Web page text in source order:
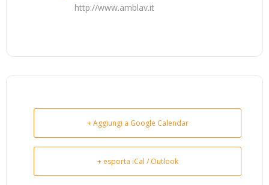
http://www.amblav.it
+ Aggiungi a Google Calendar
+ esporta iCal / Outlook